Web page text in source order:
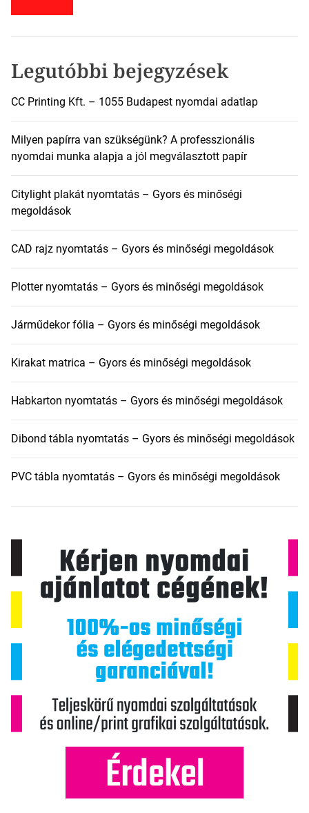
Legutóbbi bejegyzések
CC Printing Kft. – 1055 Budapest nyomdai adatlap
Milyen papírra van szükségünk? A professzionális
nyomdai munka alapja a jól megválasztott papír
Citylight plakát nyomtatás – Gyors és minőségi
megoldások
CAD rajz nyomtatás – Gyors és minőségi megoldások
Plotter nyomtatás – Gyors és minőségi megoldások
Járműdekor fólia – Gyors és minőségi megoldások
Kirakat matrica – Gyors és minőségi megoldások
Habkarton nyomtatás – Gyors és minőségi megoldások
Dibond tábla nyomtatás – Gyors és minőségi megoldások
PVC tábla nyomtatás – Gyors és minőségi megoldások